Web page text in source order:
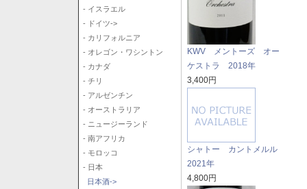
- イスラエル
- ドイツ->
- カリフォルニア
- オレゴン・ワシントン
- カナダ
- チリ
- アルゼンチン
- オーストラリア
- ニュージーランド
- 南アフリカ
- モロッコ
- 日本
日本酒->
KWV メントーズ オー
ケストラ 2018年
3,400円
シャトー カントメルル
2021年
4,800円